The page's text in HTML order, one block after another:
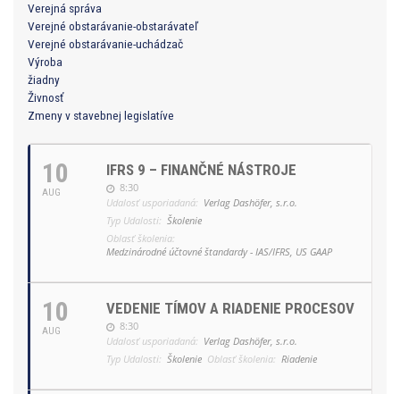
Verejná správa
Verejné obstarávanie-obstarávateľ
Verejné obstarávanie-uchádzač
Výroba
žiadny
Živnosť
Zmeny v stavebnej legislatíve
10
AUG
IFRS 9 – FINANČNÉ NÁSTROJE
8:30
Udalosť usporiadaná: Verlag Dashöfer, s.r.o.
Typ Udalosti: Školenie
Oblasť školenia:
Medzinárodné účtovné štandardy - IAS/IFRS, US GAAP
10
AUG
VEDENIE TÍMOV A RIADENIE PROCESOV
8:30
Udalosť usporiadaná: Verlag Dashöfer, s.r.o.
Typ Udalosti: Školenie Oblasť školenia: Riadenie